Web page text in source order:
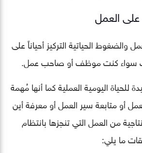
العمل
والضغوط الحياتية التركيز أحياناً على
سواء كنت موظف أو صاحب عمل.
اليومية العملية كما أنها مُهمة
أو متابعة سير العمل أو معرفة أين
من العمل التي تنجزها بانتظام
ما يلي: